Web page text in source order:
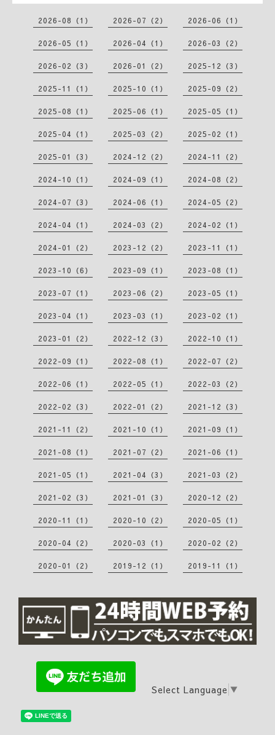
2026-08（1） 2026-07（2） 2026-06（1）
2026-05（1） 2026-04（1） 2026-03（2）
2026-02（3） 2026-01（2） 2025-12（3）
2025-11（1） 2025-10（1） 2025-09（2）
2025-08（1） 2025-06（1） 2025-05（1）
2025-04（1） 2025-03（2） 2025-02（1）
2025-01（3） 2024-12（2） 2024-11（2）
2024-10（1） 2024-09（1） 2024-08（2）
2024-07（3） 2024-06（1） 2024-05（2）
2024-04（1） 2024-03（2） 2024-02（1）
2024-01（2） 2023-12（2） 2023-11（1）
2023-10（6） 2023-09（1） 2023-08（1）
2023-07（1） 2023-06（2） 2023-05（1）
2023-04（1） 2023-03（1） 2023-02（1）
2023-01（2） 2022-12（3） 2022-10（1）
2022-09（1） 2022-08（1） 2022-07（2）
2022-06（1） 2022-05（1） 2022-03（2）
2022-02（3） 2022-01（2） 2021-12（3）
2021-11（2） 2021-10（1） 2021-09（1）
2021-08（1） 2021-07（2） 2021-06（1）
2021-05（1） 2021-04（3） 2021-03（2）
2021-02（3） 2021-01（3） 2020-12（2）
2020-11（1） 2020-10（2） 2020-05（1）
2020-04（2） 2020-03（1） 2020-02（2）
2020-01（2） 2019-12（1） 2019-11（1）
Select Language ▼